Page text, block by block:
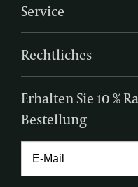
Service
Rechtliches
Erhalten Sie 10 %
Bestellung